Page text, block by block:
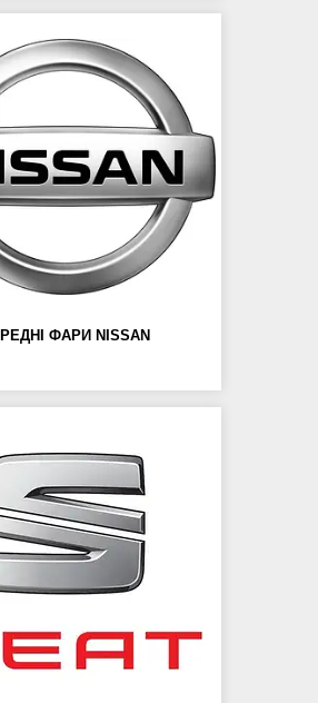
ФАРИ NISSAN